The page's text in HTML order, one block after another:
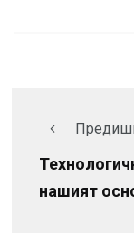
нашият